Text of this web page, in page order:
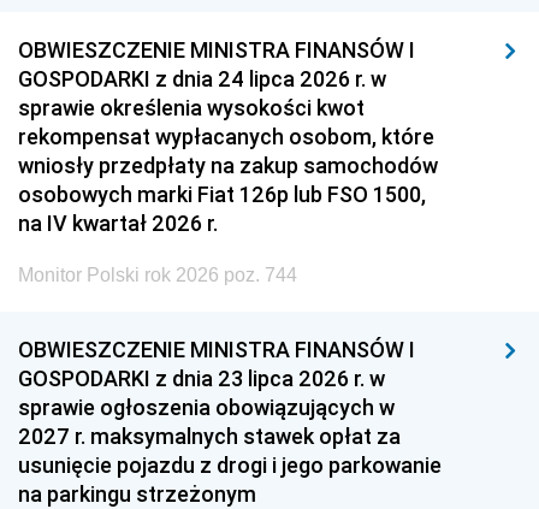
OBWIESZCZENIE MINISTRA FINANSÓW I
GOSPODARKI z dnia 24 lipca 2026 r. w
sprawie określenia wysokości kwot
rekompensat wypłacanych osobom, które
wniosły przedpłaty na zakup samochodów
osobowych marki Fiat 126p lub FSO 1500,
na IV kwartał 2026 r.
Monitor Polski rok 2026 poz. 744
OBWIESZCZENIE MINISTRA FINANSÓW I
GOSPODARKI z dnia 23 lipca 2026 r. w
sprawie ogłoszenia obowiązujących w
2027 r. maksymalnych stawek opłat za
usunięcie pojazdu z drogi i jego parkowanie
na parkingu strzeżonym